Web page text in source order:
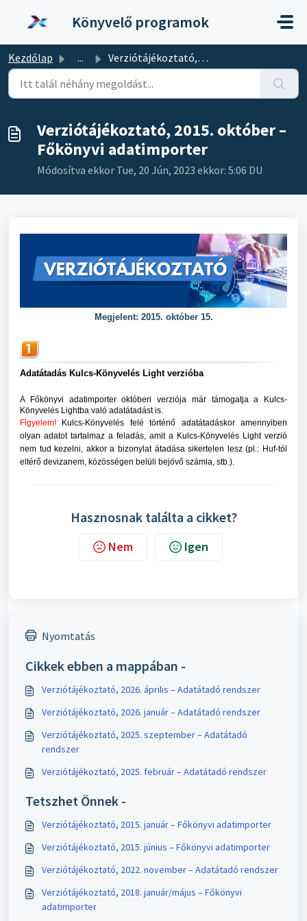
Könyvelő programok
Kezdőlap ... Verziótájékoztató, 2015. október – Főkönyvi adatimporter
Verziótájékoztató, 2015. október –
Főkönyvi adatimporter
Módosítva ekkor Tue, 20 Jún, 2023 ekkor: 5:06 DU
Megjelent: 2015. október 15.
Adatátadás Kulcs-Könyvelés Light verzióba
A Főkönyvi adatimporter októberi verziója már támogatja a Kulcs-
Könyvelés Lightba való adatátadást is.
Figyelem!
Kulcs-Könyvelés felé történő adatátadáskor amennyiben
olyan adatot tartalmaz a feladás, amit a Kulcs-Könyvelés Light verzió
nem tud kezelni, akkor a bizonylat átadása sikertelen lesz (pl.: Huf-tól
eltérő devizanem, közösségen belüli bejövő számla, stb.).
Hasznosnak találta a cikket?
Nem Igen
Nyomtatás
Cikkek ebben a mappában -
Verziótájékoztató, 2026. április – Adatátadó rendszer
Verziótájékoztató, 2026. január – Adatátadó rendszer
Verziótájékoztató, 2025. szeptember – Adatátadó
rendszer
Verziótájékoztató, 2025. február – Adatátadó rendszer
Tetszhet Önnek -
Verziótájékoztató, 2015. január – Főkönyvi adatimporter
Verziótájékoztató, 2015. június – Főkönyvi adatimporter
Verziótájékoztató, 2022. november – Adatátadó rendszer
Verziótájékoztató, 2018. január/május – Főkönyvi
adatimporter